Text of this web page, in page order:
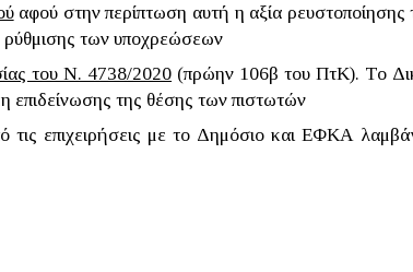
αφού στην περίπτωση αυτή η αξία ρευστοποίησης
ρύθμισης των υποχρεώσεων
του Ν. 4738/2020 (πρώην 106β του ΠτΚ). Το
επιδείνωσης της θέσης των πιστωτών
τις επιχειρήσεις με το Δημόσιο και ΕΦΚΑ